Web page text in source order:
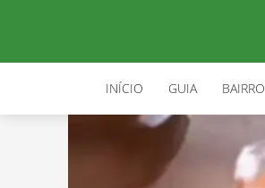
INÍCIO GUIA BAIRRO